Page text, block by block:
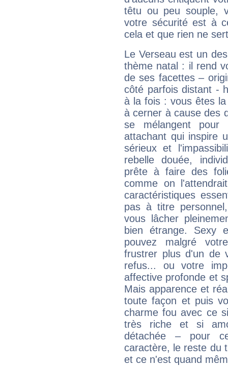
têtu ou peu souple,
votre sécurité est à
cela et que rien ne
Le Verseau est un
thème natal : il rend
de ses facettes –
côté parfois distant -
à la fois : vous êtes
à cerner à cause des
se mélangent
attachant qui inspire
sérieux et
rebelle douée,
prête à faire des
comme on
caractéristiques
pas à titre
vous lâcher
bien étrange. Sexy
pouvez malgré
frustrer plus d'un de
refus... ou votre
affective profonde et
Mais apparence et
toute façon et puis
charme fou avec ce
très riche et si
détachée – pour
caractère, le reste du
et ce n'est quand